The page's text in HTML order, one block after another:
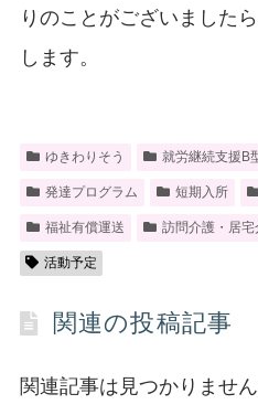
りのことがございました
します。
ゆきわりそう 就労継続支援B
発達プログラム 短期入所
福祉有償運送 訪問介護・居
活動予定
関連の投稿記事
関連記事は見つかりません